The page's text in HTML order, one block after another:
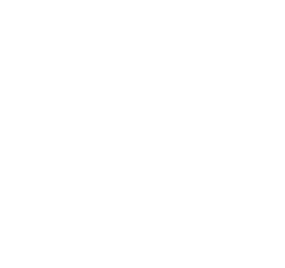
à un ami
page
question à l'auteur
votre photo de cette